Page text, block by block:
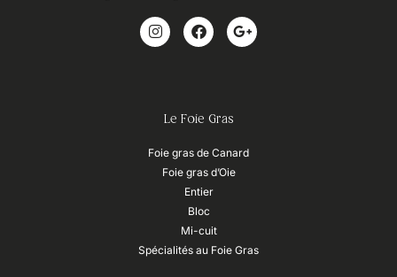
Le Foie Gras
Foie gras de Canard
Foie gras d’Oie
Entier
Bloc
Mi-cuit
Spécialités au Foie Gras